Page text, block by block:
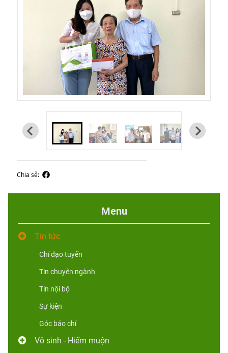
Chia sẻ:
Menu
Tin tức
Chỉ đạo tuyến
Tin chuyên ngành
Tin nội bộ
Sự kiện
Góc báo chí
Vô sinh - Hiếm muộn